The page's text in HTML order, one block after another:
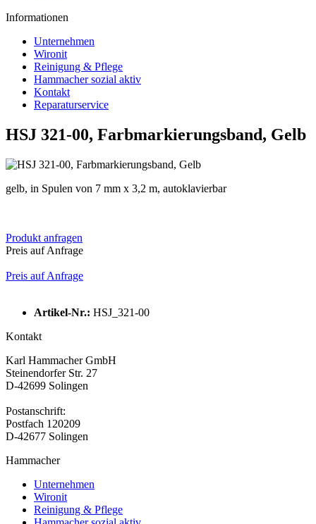
Informationen
Unternehmen
Wironit
Reinigung & Pflege
Hammacher sozial aktiv
Kontakt
Reparaturservice
HSJ 321-00, Farbmarkierungsband, Gelb
gelb, in Spulen von 7 mm x 3,2 m, autoklavierbar
Produkt anfragen
Preis auf Anfrage
Preis auf Anfrage
Artikel-Nr.: HSJ_321-00
Kontakt
Karl Hammacher GmbH
Steinendorfer Str. 27
D-42699 Solingen
Postanschrift:
Postfach 120209
D-42677 Solingen
Hammacher
Unternehmen
Wironit
Reinigung & Pflege